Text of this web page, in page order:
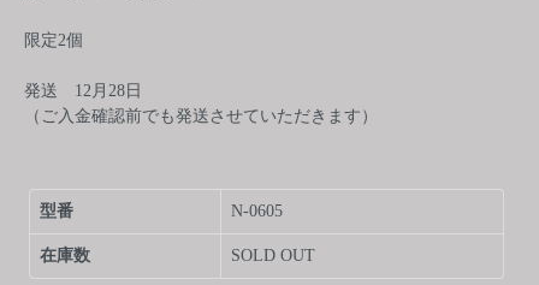
限定2個
発送 12月28日
（ご入金確認前でも発送させていただきます）
型番 N-0605
在庫数 SOLD OUT